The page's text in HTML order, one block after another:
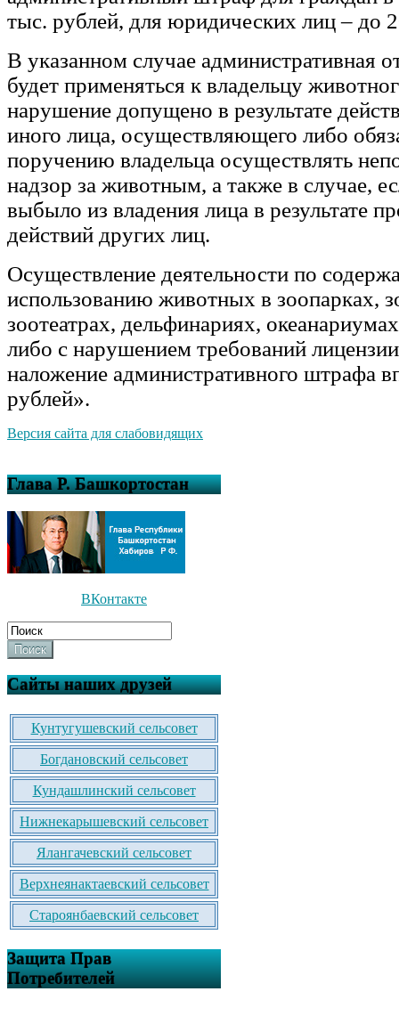
тыс. рублей, для юридических лиц – до
В указанном случае административная
будет применяться к владельцу
нарушение допущено в результате
иного лица, осуществляющего либо
поручению владельца осуществлять
надзор за животным, а также в случае,
выбыло из владения лица в результате
действий других лиц.
Осуществление деятельности по
использованию животных в зоопарках,
зоотеатрах, дельфинариях,
либо с нарушением требований
наложение административного штрафа
рублей».
Версия сайта для слабовидящих
Глава Р. Башкортостан
ВКонтакте
Поиск
Сайты наших друзей
Кунтугушевский сельсовет
Богдановский сельсовет
Кундашлинский сельсовет
Нижнекарышевский сельсовет
Ялангачевский сельсовет
Верхнеянактаевский сельсовет
Староянбаевский сельсовет
Защита Прав
Потребителей